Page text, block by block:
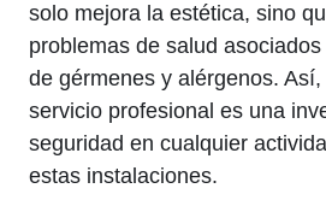
solo mejora la estética, sino
problemas de salud
de gérmenes y alérgenos.
servicio profesional es una
seguridad en cualquier
estas instalaciones.